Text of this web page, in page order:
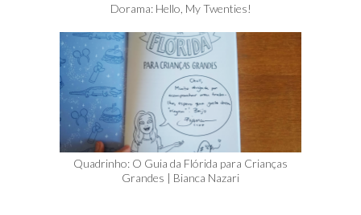
Dorama: Hello, My Twenties!
Quadrinho: O Guia da Flórida para Crianças
Grandes | Bianca Nazari